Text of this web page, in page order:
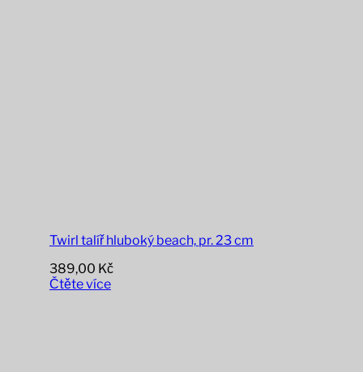
Twirl talíř hluboký beach, pr. 23 cm
389,00 Kč
Čtěte více